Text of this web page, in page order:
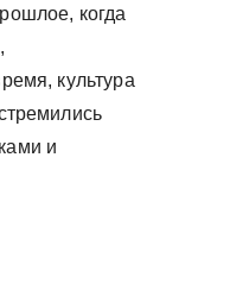
когда
культура
и